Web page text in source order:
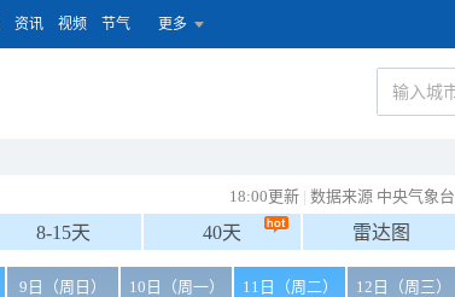
资讯 视频 节气 更多
18:00更新 | 数据来源 中央气象台
8-15天 40天 雷达图
9日（周日） 10日（周一） 11日（周二） 12日（周三）